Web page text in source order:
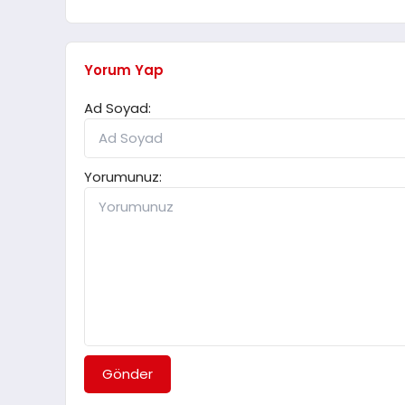
Yorum Yap
Ad Soyad:
Yorumunuz:
Gönder